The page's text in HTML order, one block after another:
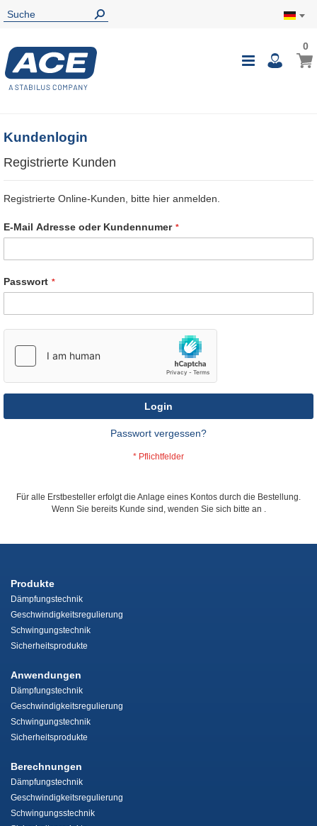
00
Kundenlogin
Registrierte Kunden
Registrierte Online-Kunden, bitte hier anmelden.
E-Mail Adresse oder Kundennumer
Passwort
Login
Passwort vergessen?
Für alle Erstbesteller erfolgt die Anlage eines Kontos durch die Bestellung.
Wenn Sie bereits Kunde sind, wenden Sie sich bitte an .
Produkte
Dämpfungstechnik
Geschwindigkeitsregulierung
Schwingungstechnik
Sicherheitsprodukte
Anwendungen
Dämpfungstechnik
Geschwindigkeitsregulierung
Schwingungstechnik
Sicherheitsprodukte
Berechnungen
Dämpfungstechnik
Geschwindigkeitsregulierung
Schwingungsstechnik